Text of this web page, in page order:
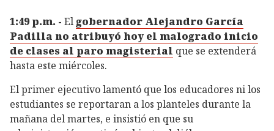
1:49 p.m. - Elgobernador Alejandro García
Padilla no atribuyó hoy el malogrado inicio
de clases al paro magisterial que se extenderá
hasta este miércoles.
El primer ejecutivo lamentó que los educadores ni los
estudiantes se reportaran a los planteles durante la
mañana del martes, e insistió en que su